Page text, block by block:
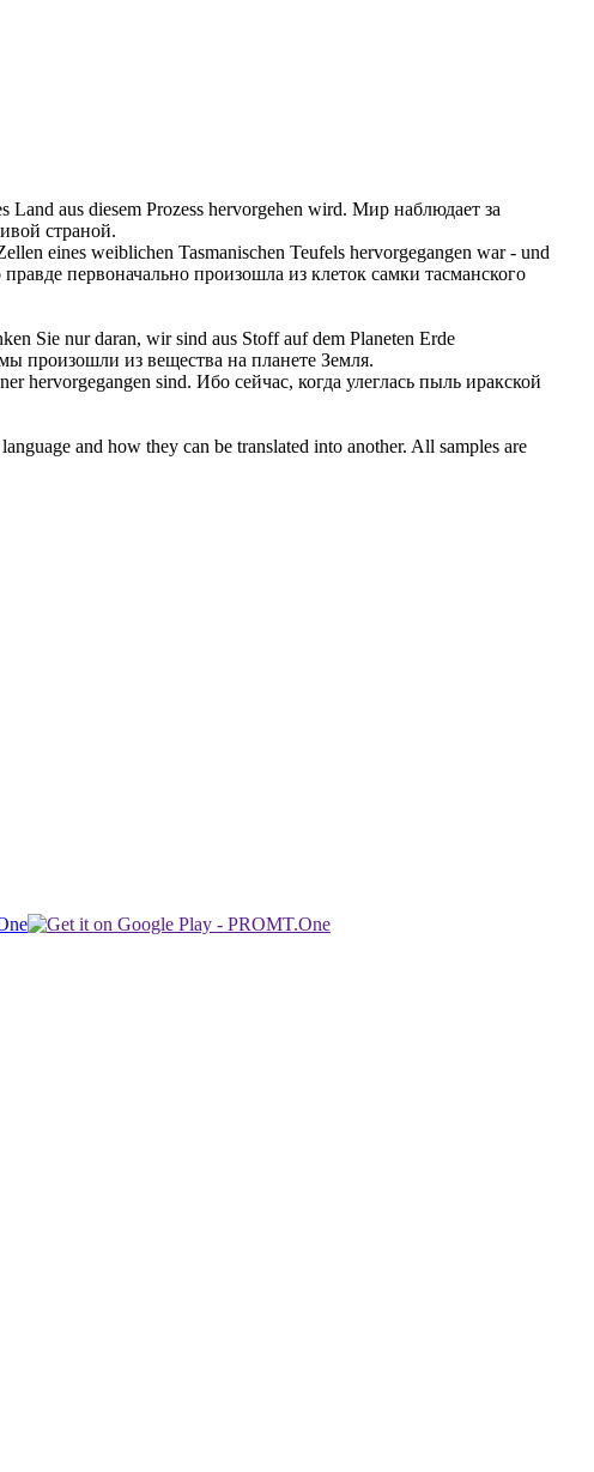
Land aus diesem Prozess hervorgehen wird. Мир наблюдает за
страной.
eines weiblichen Tasmanischen Teufels hervorgegangen war - und
первоначально произошла из клеток самки тасманского
Sie nur daran, wir sind aus Stoff auf dem Planeten Erde
произошли из вещества на планете Земля.
hervorgegangen sind. Ибо сейчас, когда улеглась пыль иракской
and how they can be translated into another. All samples are